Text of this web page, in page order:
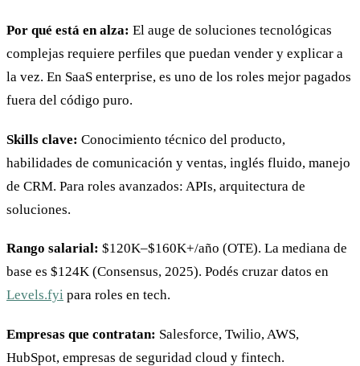
Por qué está en alza: El auge de soluciones tecnológicas
complejas requiere perfiles que puedan vender y explicar a
la vez. En SaaS enterprise, es uno de los roles mejor pagados
fuera del código puro.
Skills clave: Conocimiento técnico del producto,
habilidades de comunicación y ventas, inglés fluido, manejo
de CRM. Para roles avanzados: APIs, arquitectura de
soluciones.
Rango salarial: $120K–$160K+/año (OTE). La mediana de
base es $124K (Consensus, 2025). Podés cruzar datos en
Levels.fyi para roles en tech.
Empresas que contratan: Salesforce, Twilio, AWS,
HubSpot, empresas de seguridad cloud y fintech.